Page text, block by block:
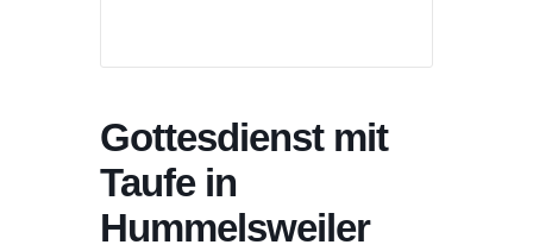
Gottesdienst mit
Taufe in
Hummelsweiler